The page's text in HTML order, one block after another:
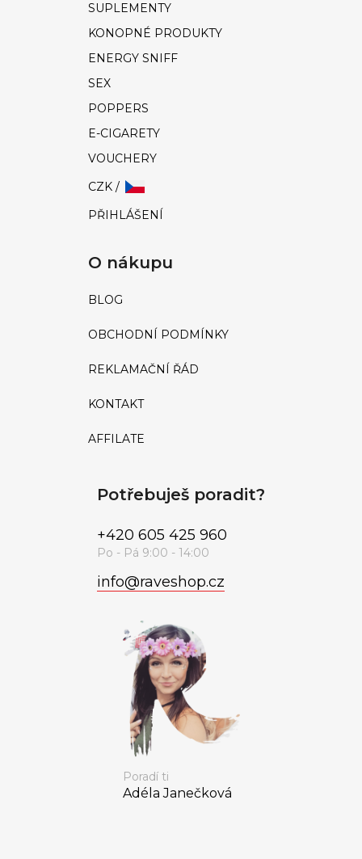
SUPLEMENTY
KONOPNÉ PRODUKTY
ENERGY SNIFF
SEX
POPPERS
E-CIGARETY
VOUCHERY
CZK /
PŘIHLÁŠENÍ
O nákupu
BLOG
OBCHODNÍ PODMÍNKY
REKLAMAČNÍ ŘÁD
KONTAKT
AFFILATE
Potřebuješ poradit?
info@raveshop.cz
+420 605 425 960
Poradí ti
Adéla Janečková